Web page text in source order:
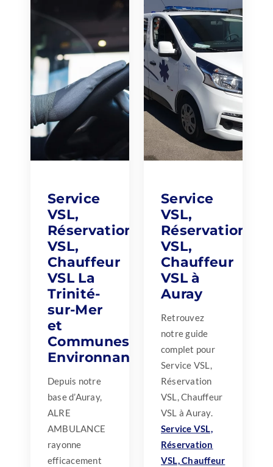
Service
VSL,
Réservation
VSL,
Chauffeur
VSL La
Trinité-
sur-Mer
et
Communes
Environnantes
Depuis notre
base d’Auray,
ALRE
AMBULANCE
rayonne
efficacement
Service
VSL,
Réservation
VSL,
Chauffeur
VSL à
Auray
Retrouvez
notre guide
complet pour
Service VSL,
Réservation
VSL, Chauffeur
VSL à Auray.
Service VSL,
Réservation
VSL, Chauffeur